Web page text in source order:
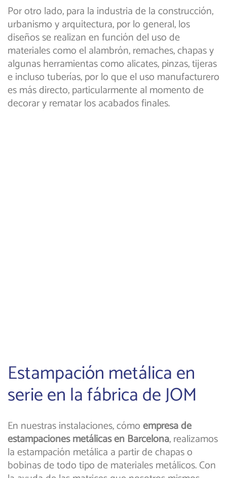
Por otro lado, para la industria de la construcción,
urbanismo y arquitectura, por lo general, los
diseños se realizan en función del uso de
materiales como el alambrón, remaches, chapas y
algunas herramientas como alicates, pinzas, tijeras
e incluso tuberías, por lo que el uso manufacturero
es más directo, particularmente al momento de
decorar y rematar los acabados finales.
Estampación metálica en
serie en la fábrica de JOM
En nuestras instalaciones, cómoempresa de
estampaciones metálicas en Barcelona, realizamos
la estampación metálica a partir de chapas o
bobinas de todo tipo de materiales metálicos. Con